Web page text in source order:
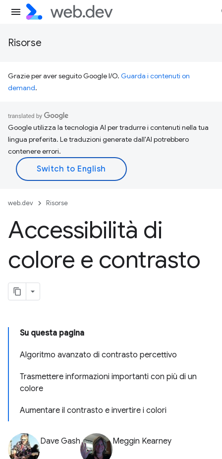
Risorse
Grazie per aver seguito Google I/O. Guarda i contenuti on
demand.
Google utilizza la tecnologia AI per tradurre i contenuti nella tua
lingua preferita. Le traduzioni generate dall'AI potrebbero
contenere errori.
web.dev Risorse
Accessibilità di
colore e contrasto
Su questa pagina
Algoritmo avanzato di contrasto percettivo
Trasmettere informazioni importanti con più di un
colore
Aumentare il contrasto e invertire i colori
Dave Gash Meggin Kearney